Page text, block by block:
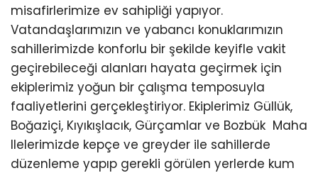
misafirlerimize ev sahipliği yapıyor.
Vatandaşlarımızın ve yabancı konuklarımızın
sahillerimizde konforlu bir şekilde keyifle vakit
geçirebileceği alanları hayata geçirmek için
ekiplerimiz yoğun bir çalışma temposuyla
faaliyetlerini gerçekleştiriyor. Ekiplerimiz Güllük,
Boğaziçi, Kıyıkışlacık, Gürçamlar ve Bozbük Maha
llelerimizde kepçe ve greyder ile sahillerde
düzenleme yapıp gerekli görülen yerlerde kum